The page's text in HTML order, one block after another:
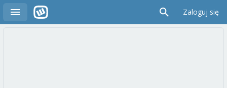
Zaloguj się